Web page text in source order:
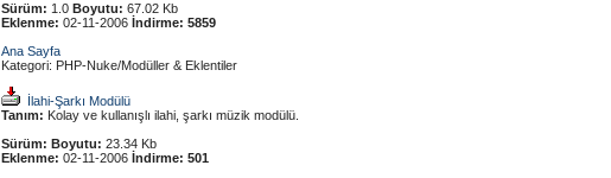
Sürüm: 1.0 Boyutu: 67.02 Kb
Eklenme: 02-11-2006 İndirme: 5859
Ana Sayfa
Kategori: PHP-Nuke/Modüller & Eklentiler
İlahi-Şarkı Modülü
Tanım: Kolay ve kullanışlı ilahi, şarkı müzik modülü.
Sürüm: Boyutu: 23.34 Kb
Eklenme: 02-11-2006 İndirme: 501